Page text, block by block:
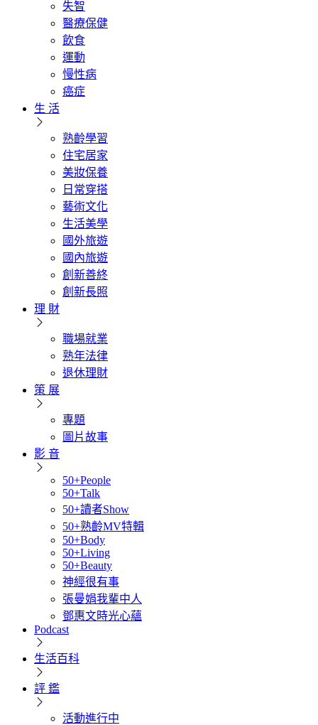
失智
醫療保健
飲食
運動
慢性病
癌症
生 活
熟齡學習
住宅居家
美妝保養
日常穿搭
藝術文化
生活美學
國外旅遊
國內旅遊
創新善終
創新長照
理 財
職場就業
熟年法律
退休理財
策 展
專題
圖片故事
影 音
50+People
50+Talk
50+讀者Show
50+熟齡MV特輯
50+Body
50+Living
50+Beauty
神經很有事
張曼娟我輩中人
鄧惠文時光心蘊
Podcast
生活百科
評 鑑
活動進行中